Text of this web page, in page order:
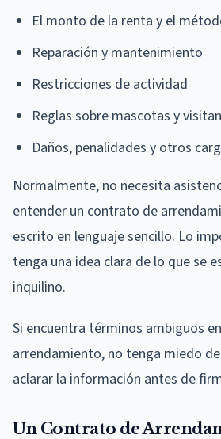
El monto de la renta y el
Reparación y mantenimiento
Restricciones de actividad
Reglas sobre mascotas y
Daños, penalidades y otros
Normalmente, no necesita
entender un contrato de
escrito en lenguaje sencillo. Lo
tenga una idea clara de lo que se
inquilino.
Si encuentra términos ambiguos
arrendamiento, no tenga miedo
aclarar la información antes de
Un Contrato de